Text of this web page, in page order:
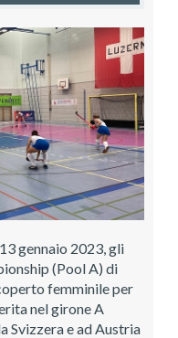
gennaio 2023, gli
(Pool A) di
femminile per
nel girone A
Svizzera e ad Austria